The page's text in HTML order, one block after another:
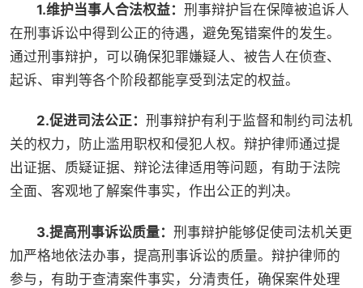
1.维护当事人合法权益：刑事辩护旨在保障被追诉人
在刑事诉讼中得到公正的待遇，避免冤错案件的发生。
通过刑事辩护，可以确保犯罪嫌疑人、被告人在侦查、
起诉、审判等各个阶段都能享受到法定的权益。
2.促进司法公正：刑事辩护有利于监督和制约司法机
关的权力，防止滥用职权和侵犯人权。辩护律师通过提
出证据、质疑证据、辩论法律适用等问题，有助于法院
全面、客观地了解案件事实，作出公正的判决。
3.提高刑事诉讼质量：刑事辩护能够促使司法机关更
加严格地依法办事，提高刑事诉讼的质量。辩护律师的
参与，有助于查清案件事实，分清责任，确保案件处理